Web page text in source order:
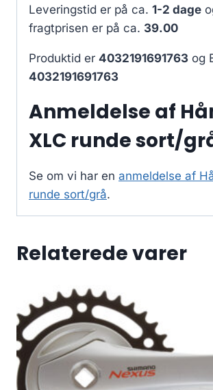
Leveringstid er på ca. 1-2 dage
fragtprisen er på ca. 39.00
Produktid er 4032191691763 og
4032191691763
Anmeldelse af
XLC runde sort/
Se om vi har en anmeldelse af
runde sort/grå.
Relaterede varer